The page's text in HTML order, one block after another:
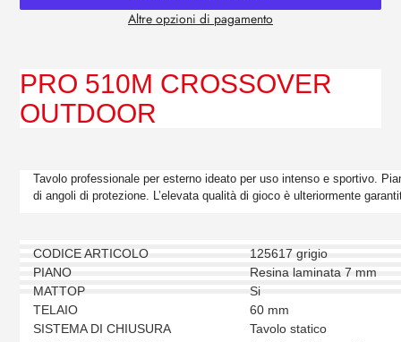
Altre opzioni di pagamento
prodotto
al
tuo
PRO 510M CROSSOVER
OUTDOOR
Tavolo professionale per esterno ideato per uso intenso e sportivo.
di angoli di protezione. L’elevata qualità di gioco è ulteriormente
CODICE ARTICOLO
125617 grigio
PIANO
Resina laminata 7 mm
MATTOP
Si
TELAIO
60 mm
SISTEMA DI CHIUSURA
Tavolo statico